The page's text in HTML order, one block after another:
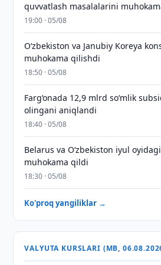
quvvatlash masalalarini
19:00 · 05/08
Oʻzbekiston va Janubiy Koreya
muhokama qilishdi
18:50 · 05/08
Farg‘onada 12,9 mlrd so‘mlik
olingani aniqlandi
18:40 · 05/08
Belarus va O‘zbekiston iyul
muhokama qildi
18:30 · 05/08
Ko'proq yangiliklar →
VALYUTA KURSLARI (MB,